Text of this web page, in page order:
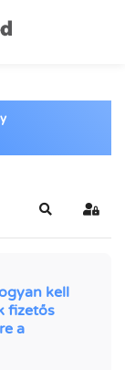
Keresés
kell
fizetős
a